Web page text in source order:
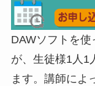
DAWソフトを
が、生徒様1人1
ます。講師によ